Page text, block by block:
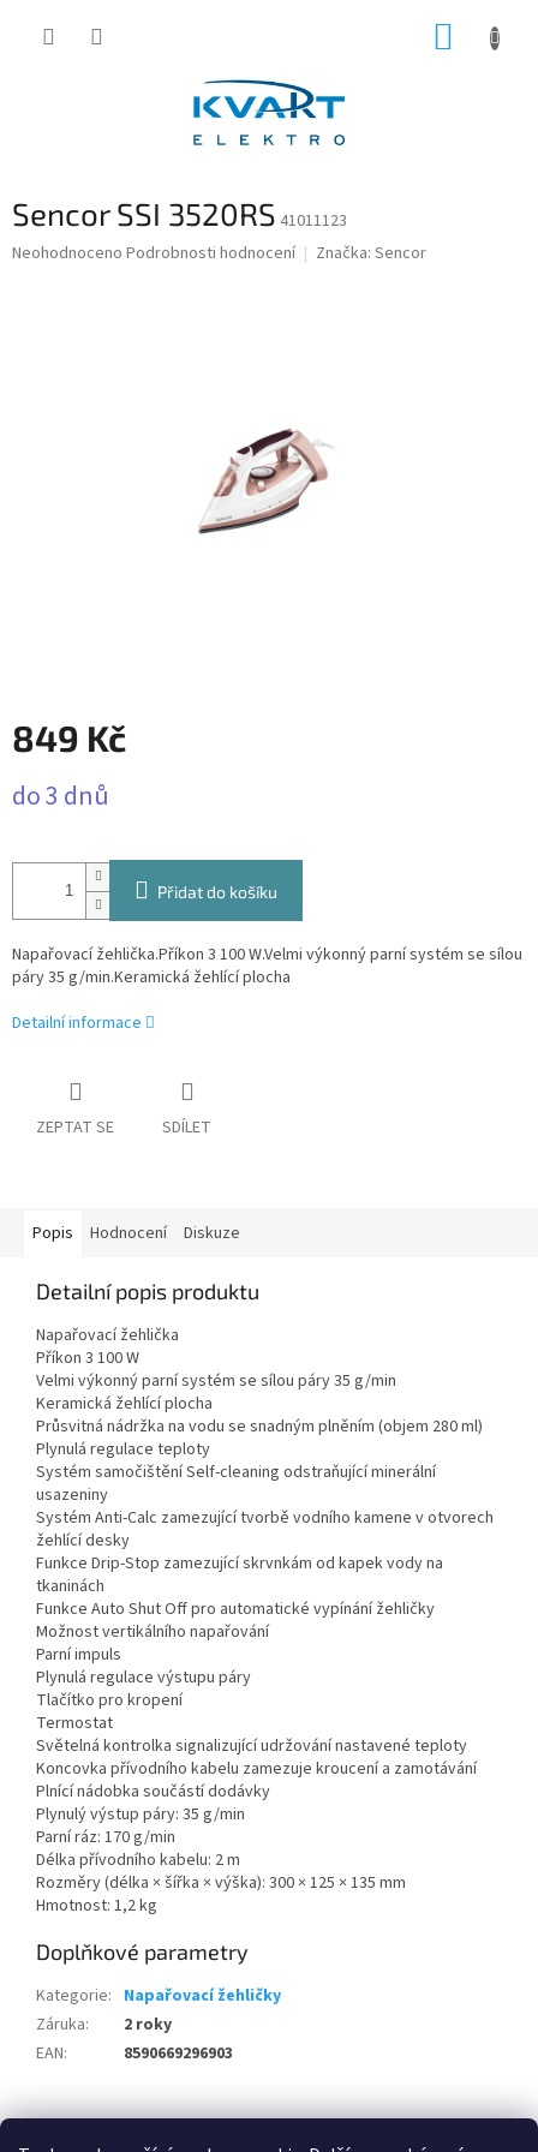
Sencor SSI 3520RS 41011123
Průměrné
Neohodnoceno Podrobnosti hodnocení Značka: Sencor
849 Kč
cena:
do 3 dnů
Přidat do košíku
Napařovací žehlička.Příkon 3 100 W.Velmi výkonný parní systém se sílou
páry 35 g/min.Keramická žehlící plocha
Detailní informace
ZEPTAT SE SDÍLET
Popis Hodnocení Diskuze
Detailní popis produktu
Napařovací žehlička
Příkon 3 100 W
Velmi výkonný parní systém se sílou páry 35 g/min
Keramická žehlící plocha
Průsvitná nádržka na vodu se snadným plněním (objem 280 ml)
Plynulá regulace teploty
Systém samočištění Self-cleaning odstraňující minerální
usazeniny
Systém Anti-Calc zamezující tvorbě vodního kamene v otvorech
žehlící desky
Funkce Drip-Stop zamezující skrvnkám od kapek vody na
tkaninách
Funkce Auto Shut Off pro automatické vypínání žehličky
Možnost vertikálního napařování
Parní impuls
Plynulá regulace výstupu páry
Tlačítko pro kropení
Termostat
Světelná kontrolka signalizující udržování nastavené teploty
Koncovka přívodního kabelu zamezuje kroucení a zamotávání
Plnící nádobka součástí dodávky
Plynulý výstup páry: 35 g/min
Parní ráz: 170 g/min
Délka přívodního kabelu: 2 m
Rozměry (délka × šířka × výška): 300 × 125 × 135 mm
Hmotnost: 1,2 kg
Doplňkové parametry
Kategorie: Napařovací žehličky
Záruka:
2 roky
EAN: 8590669296903
Z